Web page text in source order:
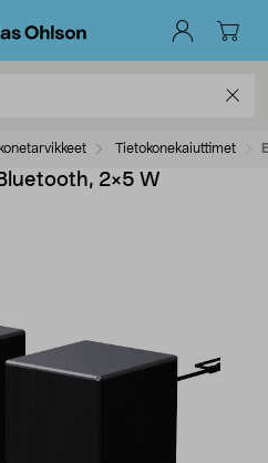
Tietokonekaiuttimet
2×5 W